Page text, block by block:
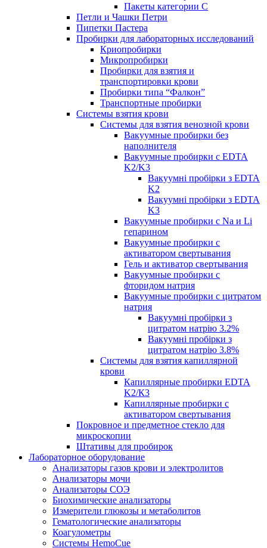
Пакеты категории C
Петли и Чашки Петри
Пипетки Пастера
Пробирки для лабораторных исследований
Криопробирки
Микропробирки
Пробирки для взятия и
транспортировки крови
Пробирки типа “Фалкон”
Транспортные пробирки
Системы взятия крови
Системы для взятия венозной крови
Вакуумные пробирки без
наполнителя
Вакуумные пробирки с EDTA
K2/K3
Вакуумні пробірки з EDTA
K2
Вакуумні пробірки з EDTA
K3
Вакуумные пробирки с Na и Li
гепарином
Вакуумные пробирки с
активатором свертывания
Гель и активатор свертывания
Вакуумные пробирки с
фторидом натрия
Вакуумные пробирки с цитратом
натрия
Вакуумні пробірки з
цитратом натрію 3.2%
Вакуумні пробірки з
цитратом натрію 3.8%
Системы для взятия капиллярной
крови
Капиллярные пробирки EDTA
K2/К3
Капиллярные пробирки с
активатором свертывания
Покровное и предметное стекло для
микроскопии
Штативы для пробирок
Лабораторное оборудование
Анализаторы газов крови и электролитов
Анализаторы мочи
Анализаторы СОЭ
Биохимические анализаторы
Измерители глюкозы и метаболитов
Гематологические анализаторы
Коагулометры
Системы HemoCue